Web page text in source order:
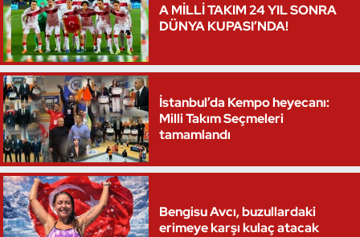
A MİLLİ TAKIM 24 YIL SONRA
DÜNYA KUPASI’NDA!
İstanbul’da Kempo heyecanı:
Milli Takım Seçmeleri
tamamlandı
Bengisu Avcı, buzullardaki
erimeye karşı kulaç atacak